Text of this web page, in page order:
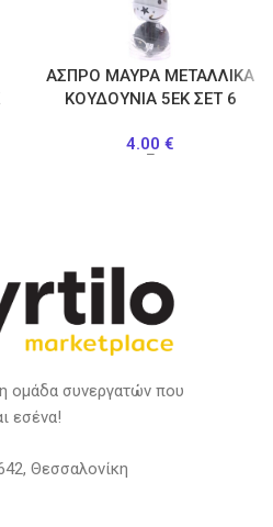
ΑΣΠΡΟ ΜΑΥΡΑ ΜΕΤΑΛΛΙΚΑ
ΚΟΥΔΟΥΝΙΑ 5ΕΚ ΣΕΤ 6
4.00 €
–
ομάδα συνεργατών που
εσένα!
Θεσσαλονίκη